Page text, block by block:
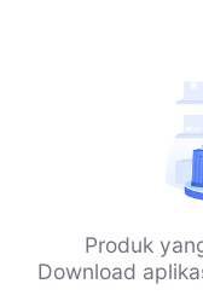
Produk
Download